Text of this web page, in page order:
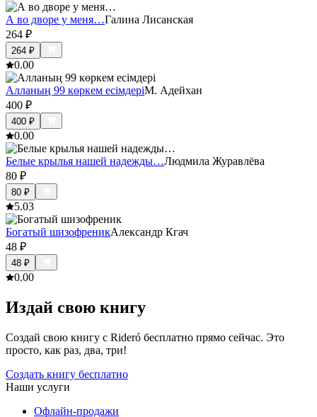
А во дворе у меня…Галина Лисанская
264 ₽
264 ₽
0.00
Алланың 99 көркем есімдеріМ. Адейхан
400 ₽
400 ₽
0.00
Белые крылья нашей надежды…Людмила Журавлёва
80 ₽
80 ₽
5.03
Богатый шизофреникАлександр Кгач
48 ₽
48 ₽
0.00
Издай свою книгу
Создай свою книгу с Rideró бесплатно прямо сейчас. Это
просто, как раз, два, три!
Создать книгу бесплатно
Наши услуги
Офлайн-продажи